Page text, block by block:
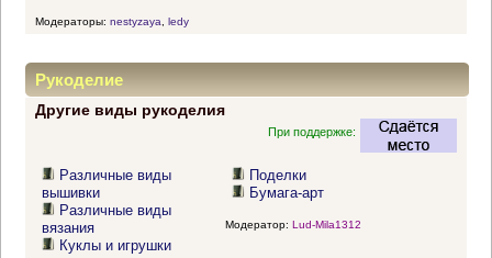
Модераторы: nestyzaya ledy
Рукоделие
Другие виды рукоделия
При поддержке:
Различные виды
вышивки
Различные виды
вязания
Куклы и игрушки
Поделки
Бумага-арт
Модератор: Lud-Mila1312